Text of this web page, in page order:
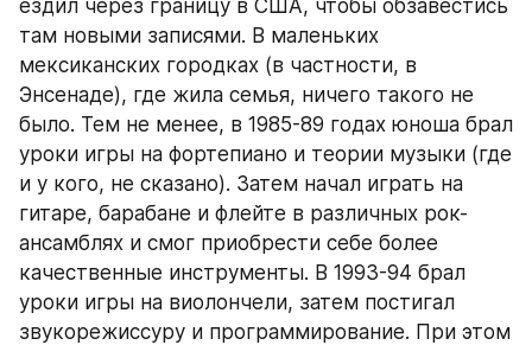
ездил через границу в США, чтобы обзавестись
там новыми записями. В маленьких
мексиканских городках (в частности, в
Энсенаде), где жила семья, ничего такого не
было. Тем не менее, в 1985-89 годах юноша брал
уроки игры на фортепиано и теории музыки (где
и у кого, не сказано). Затем начал играть на
гитаре, барабане и флейте в различных рок-
ансамблях и смог приобрести себе более
качественные инструменты. В 1993-94 брал
уроки игры на виолончели, затем постигал
звукорежиссуру и программирование. При этом